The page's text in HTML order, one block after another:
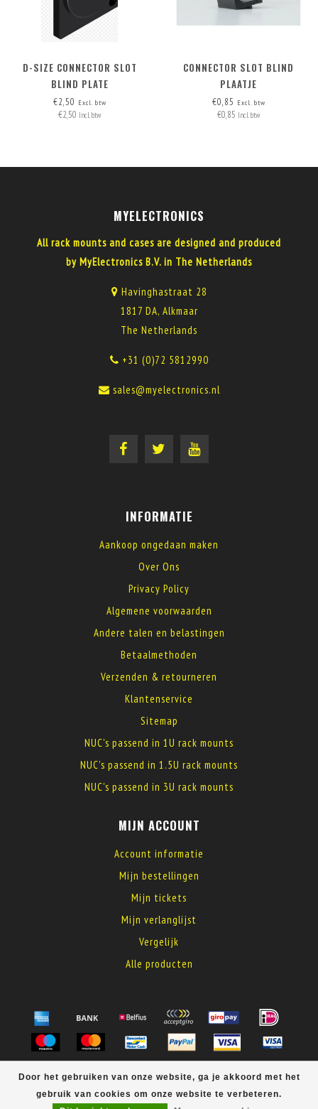
D-SIZE CONNECTOR SLOT
BLIND PLATE
€2,50 Excl. btw
€2,50 Incl. btw
CONNECTOR SLOT BLIND
PLAATJE
€0,85 Excl. btw
€0,85 Incl. btw
Door het gebruiken van onze website, ga je akkoord met het
gebruik van cookies om onze website te verbeteren.
MYELECTRONICS
All rack mounts and cases are designed and produced
by MyElectronics B.V. in The Netherlands
Havinghastraat 28
1817 DA, Alkmaar
The Netherlands
+31 (0)72 5812990
sales@myelectronics.nl
INFORMATIE
Aankoop ongedaan maken
Over Ons
Privacy Policy
Algemene voorwaarden
Andere talen en belastingen
Betaalmethoden
Verzenden & retourneren
Klantenservice
Sitemap
NUC's passend in 1U rack mounts
NUC's passend in 1.5U rack mounts
NUC's passend in 3U rack mounts
MIJN ACCOUNT
Account informatie
Mijn bestellingen
Mijn tickets
Mijn verlanglijst
Vergelijk
Alle producten
© Copyright 2026 MyElectronics